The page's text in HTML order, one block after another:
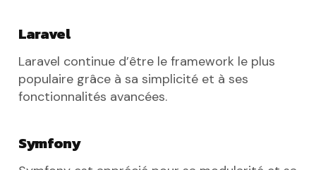
Laravel
Laravel continue d’être le framework le plus
populaire grâce à sa simplicité et à ses
fonctionnalités avancées.
Symfony